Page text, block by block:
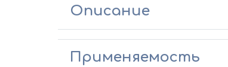
Описание
Применяемость